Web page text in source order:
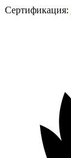
Сертификация: